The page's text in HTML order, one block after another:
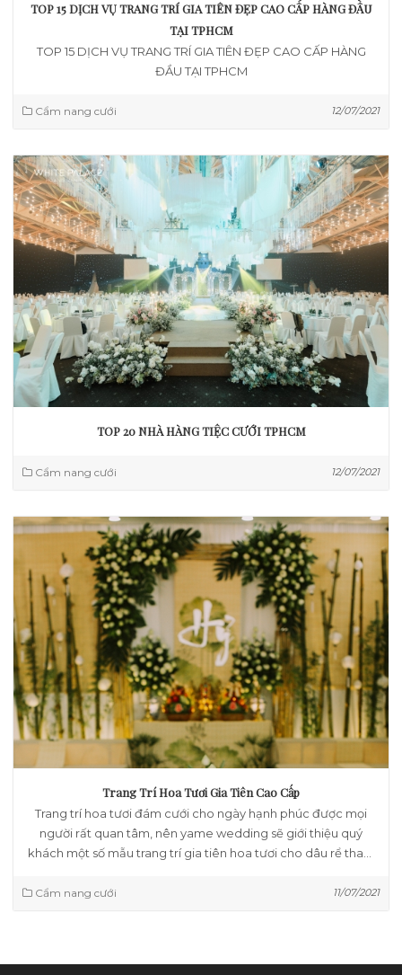
TOP 15 DỊCH VỤ TRANG TRÍ GIA TIÊN ĐẸP CAO CẤP HÀNG ĐẦU
TẠI TPHCM
TOP 15 DỊCH VỤ TRANG TRÍ GIA TIÊN ĐẸP CAO CẤP HÀNG
ĐẦU TẠI TPHCM
Cẩm nang cưới 12/07/2021
TOP 20 NHÀ HÀNG TIỆC CƯỚI TPHCM
Cẩm nang cưới 12/07/2021
Trang Trí Hoa Tươi Gia Tiên Cao Cấp
Trang trí hoa tươi đám cưới cho ngày hạnh phúc được mọi
người rất quan tâm, nên yame wedding sẽ giới thiệu quý
khách một số mẫu trang trí gia tiên hoa tươi cho dâu rể tham
Cẩm nang cưới 11/07/2021